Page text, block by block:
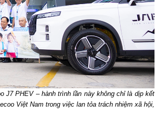
J7 PHEV – hành trình lần này không chỉ là dịp kết
Việt Nam trong việc lan tỏa trách nhiệm xã hội,